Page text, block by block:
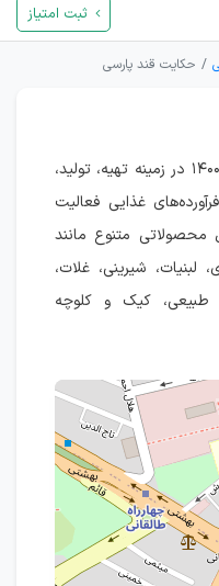
ثبت امتیاز
حکایت قند پارسی
شرکت حکایت قند پارسی در سال ۱۴۰۰ در زمینه تهیه، تولید،
غذایی فعالیت
متنوع مانند
لبنیات، شیرینی، غلات،
طبیعی، کیک و کلوچه